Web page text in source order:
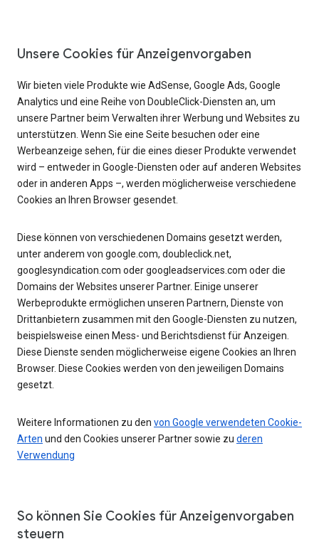
Unsere Cookies für Anzeigenvorgaben
Wir bieten viele Produkte wie AdSense, Google Ads, Google
Analytics und eine Reihe von DoubleClick-Diensten an, um
unsere Partner beim Verwalten ihrer Werbung und Websites zu
unterstützen. Wenn Sie eine Seite besuchen oder eine
Werbeanzeige sehen, für die eines dieser Produkte verwendet
wird – entweder in Google-Diensten oder auf anderen Websites
oder in anderen Apps –, werden möglicherweise verschiedene
Cookies an Ihren Browser gesendet.
Diese können von verschiedenen Domains gesetzt werden,
unter anderem von google.com, doubleclick.net,
googlesyndication.com oder googleadservices.com oder die
Domains der Websites unserer Partner. Einige unserer
Werbeprodukte ermöglichen unseren Partnern, Dienste von
Drittanbietern zusammen mit den Google-Diensten zu nutzen,
beispielsweise einen Mess- und Berichtsdienst für Anzeigen.
Diese Dienste senden möglicherweise eigene Cookies an Ihren
Browser. Diese Cookies werden von den jeweiligen Domains
gesetzt.
Weitere Informationen zu den von Google verwendeten Cookie-
Arten und den Cookies unserer Partner sowie zu deren
Verwendung
So können Sie Cookies für Anzeigenvorgaben
steuern